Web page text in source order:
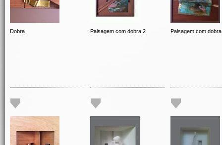
Dobra Paisagem com dobra 2 Paisagem com